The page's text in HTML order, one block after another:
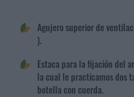
Agujero superior de
).
Estaca para la fijación del
la cual le practicamos dos
botella con cuerda.